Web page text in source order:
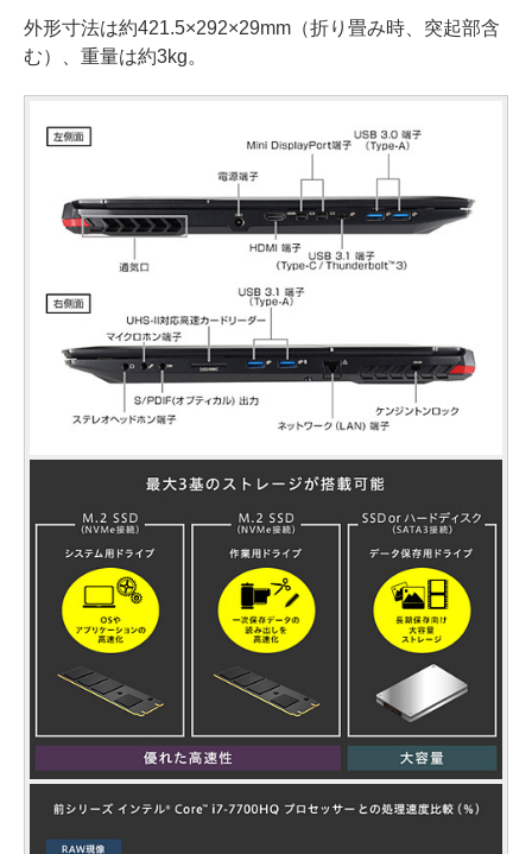
外形寸法は約421.5×292×29mm（折り畳み時、突起部含
む）、重量は約3kg。